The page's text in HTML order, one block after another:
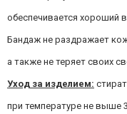
обеспечивается хороший
Бандаж не раздражает
а также не теряет своих
Уход за изделием:
при температуре не выше